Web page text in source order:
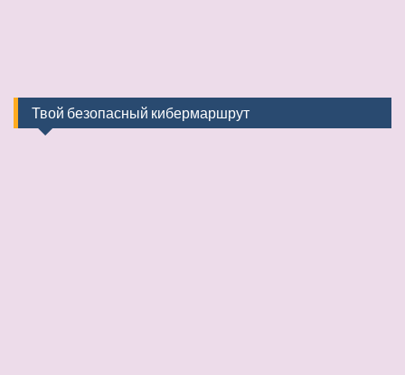
Твой безопасный кибермаршрут